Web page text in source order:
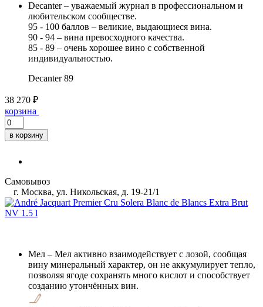
Decanter – уважаемый журнал в профессиональном и
любительском сообществе.
95 - 100 баллов – великие, выдающиеся вина.
90 - 94 – вина превосходного качества.
85 - 89 – очень хорошее вино с собственной
индивидуальностью.
Decanter 89
38 270 ₽
корзина
в корзину
Самовывоз
г. Москва, ул. Никольская, д. 19-21/1
Мел – Мел активно взаимодействует с лозой, сообщая
вину минеральный характер, он не аккумулирует тепло,
позволяя ягоде сохранять много кислот и способствует
созданию утончённых вин.